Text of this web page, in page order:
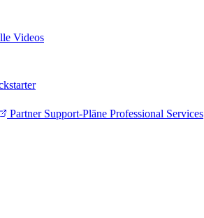
Videos
Partner Support-Pläne Professional Services